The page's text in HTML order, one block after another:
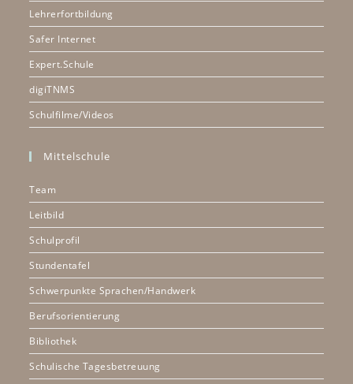
Lehrerfortbildung
Safer Internet
Expert.Schule
digiTNMS
Schulfilme/Videos
Mittelschule
Team
Leitbild
Schulprofil
Stundentafel
Schwerpunkte Sprachen/Handwerk
Berufsorientierung
Bibliothek
Schulische Tagesbetreuung